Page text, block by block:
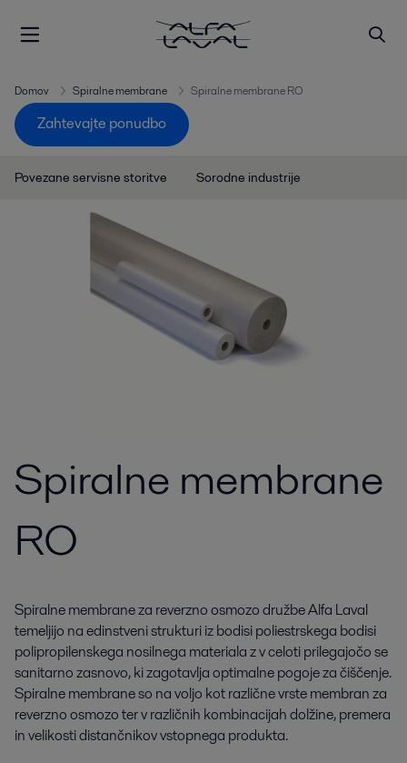
Domov Spiralne membrane Spiralne membrane RO
Zahtevajte ponudbo
Povezane servisne storitve Sorodne industrije
Spiralne membrane
RO
Spiralne membrane za reverzno osmozo družbe Alfa Laval
temeljijo na edinstveni strukturi iz bodisi poliestrskega bodisi
polipropilenskega nosilnega materiala z v celoti prilegajočo se
sanitarno zasnovo, ki zagotavlja optimalne pogoje za čiščenje.
Spiralne membrane so na voljo kot različne vrste membran za
reverzno osmozo ter v različnih kombinacijah dolžine, premera
in velikosti distančnikov vstopnega produkta.